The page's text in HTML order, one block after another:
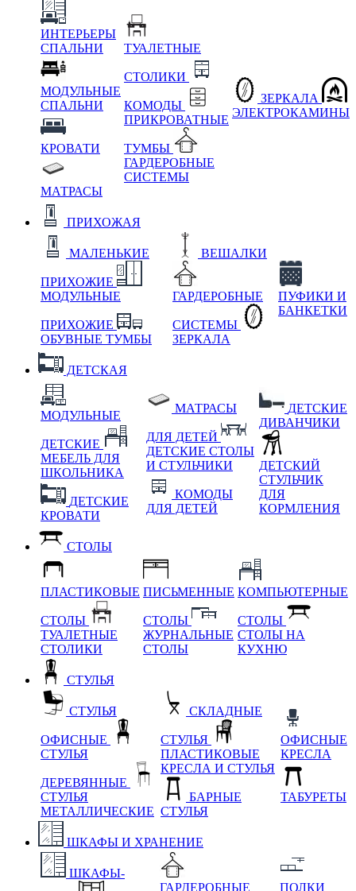
ИНТЕРЬЕРЫ
СПАЛЬНИ
МОДУЛЬНЫЕ
СПАЛЬНИ
КРОВАТИ
МАТРАСЫ
ТУАЛЕТНЫЕ
СТОЛИКИ
КОМОДЫ
ПРИКРОВАТНЫЕ
ТУМБЫ
ГАРДЕРОБНЫЕ
СИСТЕМЫ
ЗЕРКАЛА
ЭЛЕКТРОКАМИНЫ
ПРИХОЖАЯ
МАЛЕНЬКИЕ
ПРИХОЖИЕ
МОДУЛЬНЫЕ
ПРИХОЖИЕ
ОБУВНЫЕ ТУМБЫ
ВЕШАЛКИ
ГАРДЕРОБНЫЕ
СИСТЕМЫ
ЗЕРКАЛА
ПУФИКИ И
БАНКЕТКИ
ДЕТСКАЯ
МОДУЛЬНЫЕ
ДЕТСКИЕ
МЕБЕЛЬ ДЛЯ
ШКОЛЬНИКА
ДЕТСКИЕ
КРОВАТИ
МАТРАСЫ
ДЛЯ ДЕТЕЙ
ДЕТСКИЕ СТОЛЫ
И СТУЛЬЧИКИ
КОМОДЫ
ДЛЯ ДЕТЕЙ
ДЕТСКИЕ
ДИВАНЧИКИ
ДЕТСКИЙ
СТУЛЬЧИК
ДЛЯ
КОРМЛЕНИЯ
СТОЛЫ
ПЛАСТИКОВЫЕ
СТОЛЫ
ТУАЛЕТНЫЕ
СТОЛИКИ
ПИСЬМЕННЫЕ
СТОЛЫ
ЖУРНАЛЬНЫЕ
СТОЛЫ
КОМПЬЮТЕРНЫЕ
СТОЛЫ
СТОЛЫ НА
КУХНЮ
СТУЛЬЯ
СТУЛЬЯ
ОФИСНЫЕ
СТУЛЬЯ
ДЕРЕВЯННЫЕ
СТУЛЬЯ
МЕТАЛЛИЧЕСКИЕ
СКЛАДНЫЕ
СТУЛЬЯ
ПЛАСТИКОВЫЕ
КРЕСЛА И СТУЛЬЯ
БАРНЫЕ
СТУЛЬЯ
ОФИСНЫЕ
КРЕСЛА
ТАБУРЕТЫ
ШКАФЫ И ХРАНЕНИЕ
ШКАФЫ-
ГАРДЕРОБНЫЕ
ПОЛКИ